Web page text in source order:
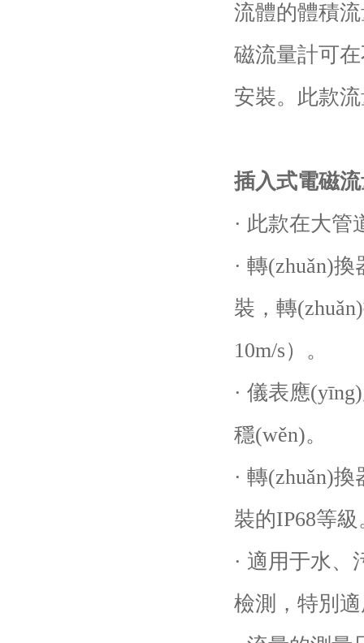
流體的體積
磁流量計可
安裝。此款
插入式電磁
· 此款在大管
· 轉(zhuǎn)
裝，轉
10m/s）。
· 儀表應
穩(wěn)。
· 轉(zhuǎn)
裝的IP68等級
· 適用于水、
檢測，特別